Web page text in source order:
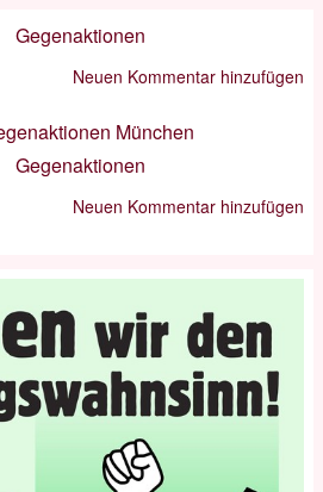
Gegenaktionen
Neuen Kommentar hinzufügen
Gegenaktionen
Neuen Kommentar hinzufügen